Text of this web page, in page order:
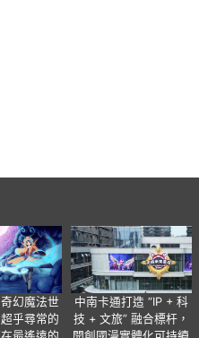
幻魔法世
乎尋常的
中南卡通打造 “IP + 科
技 + 文旅” 融合標杆，